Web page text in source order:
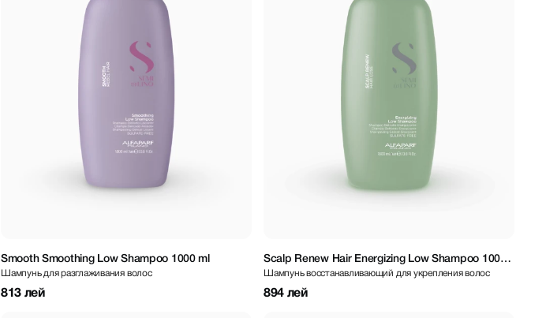
Smooth Smoothing Low Shampoo 1000 ml
Шампунь для разглаживания волос
813 лей
Scalp Renew Hair Energizing Low Shampoo 1000
ml
Шампунь восстанавливающий для укрепления волос
894 лей